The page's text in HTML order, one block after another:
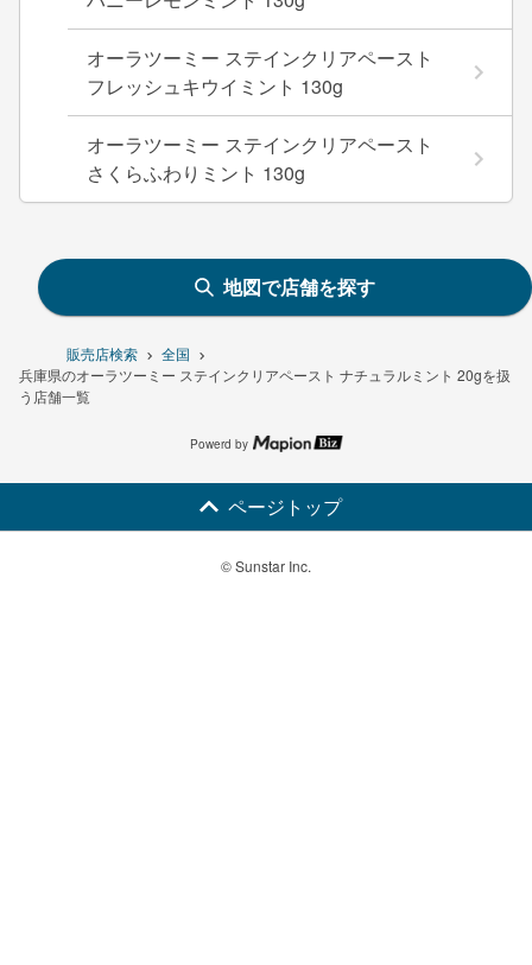
販売店検索
全国
兵庫県のオーラツーミー ステインクリアペースト ナチュラルミント 20gを扱
う店舗一覧
オーラツーミー ステインクリアペースト
フレッシュキウイミント 130g
オーラツーミー ステインクリアペースト
さくらふわりミント 130g
地図で店舗を探す
Powerd by
ページトップ
© Sunstar Inc.